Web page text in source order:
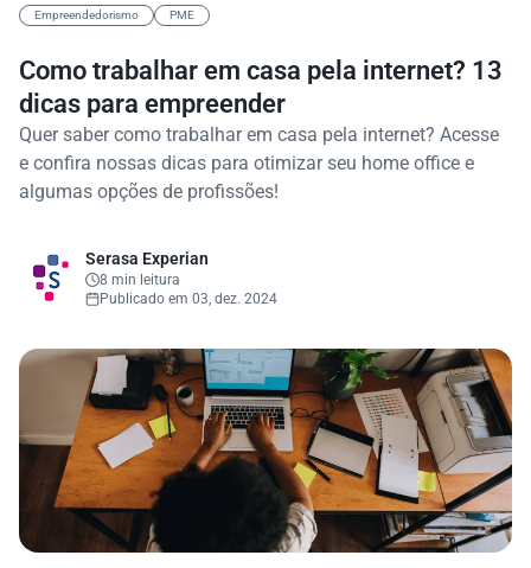
Empreendedorismo PME
Como trabalhar em casa pela internet? 13
dicas para empreender
Quer saber como trabalhar em casa pela internet? Acesse
e confira nossas dicas para otimizar seu home office e
algumas opções de profissões!
Serasa Experian
8 min leitura
Publicado em 03, dez. 2024